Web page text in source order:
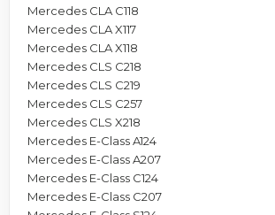
Mercedes CLA C118
Mercedes CLA X117
Mercedes CLA X118
Mercedes CLS C218
Mercedes CLS C219
Mercedes CLS C257
Mercedes CLS X218
Mercedes E-Class A124
Mercedes E-Class A207
Mercedes E-Class C124
Mercedes E-Class C207